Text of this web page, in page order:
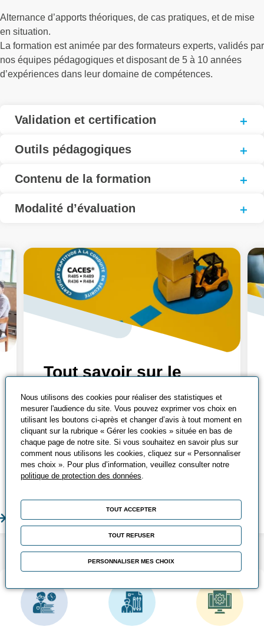
Alternance d’apports théoriques, de cas pratiques, et de mise
en situation.
La formation est animée par des formateurs experts, validés par
nos équipes pédagogiques et disposant de 5 à 10 années
d’expériences dans leur domaine de compétences.
Validation et certification
Outils pédagogiques
Contenu de la formation
Modalité d’évaluation
En savoir plus
Tout savoir sur le
CACES®
Qu’est-ce que le CACES® ? Découvrez
les différents CACES®, leurs avantages
et comment les passer ?
Chez Promeo, vous pouvez suivre
différentes formations CACES® adaptées
LES POINTS FORTS
Nous utilisons des cookies pour réaliser des statistiques et
mesurer l'audience du site. Vous pouvez exprimer vos choix en
utilisant les boutons ci-après et changer d’avis à tout moment en
cliquant sur la rubrique « Gérer les cookies » située en bas de
chaque page de notre site. Si vous souhaitez en savoir plus sur
comment nous utilisons les cookies, cliquez sur « Personnaliser
mes choix ». Pour plus d’information, veuillez consulter notre
politique de protection des données
TOUT ACCEPTER
TOUT REFUSER
PERSONNALISER MES CHOIX